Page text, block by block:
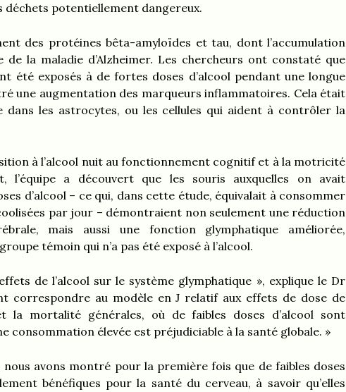
déchets potentiellement dangereux.
des protéines bêta-amyloïdes et tau, dont l’accumulation
la maladie d’Alzheimer. Les chercheurs ont constaté que
été exposés à de fortes doses d’alcool pendant une longue
une augmentation des marqueurs inflammatoires. Cela était
dans les astrocytes, ou les cellules qui aident à contrôler la
à l’alcool nuit au fonctionnement cognitif et à la motricité
l’équipe a découvert que les souris auxquelles on avait
d’alcool – ce qui, dans cette étude, équivalait à consommer
par jour – démontraient non seulement une réduction
mais aussi une fonction glymphatique améliorée,
témoin qui n’a pas été exposé à l’alcool.
de l’alcool sur le système glymphatique », explique le Dr
correspondre au modèle en J relatif aux effets de dose de
la mortalité générales, où de faibles doses d’alcool sont
consommation élevée est préjudiciable à la santé globale. »
avons montré pour la première fois que de faibles doses
bénéfiques pour la santé du cerveau, à savoir qu’elles